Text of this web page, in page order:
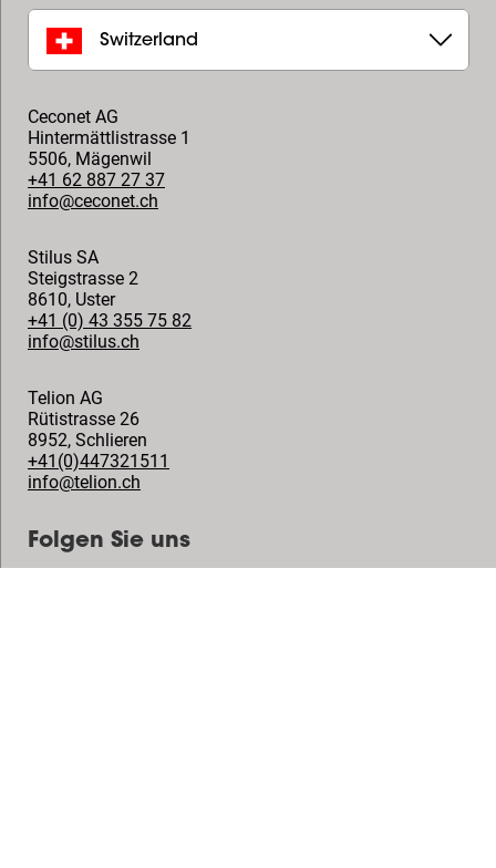
Switzerland
Ceconet AG
Hintermättlistrasse 1
5506, Mägenwil
+41 62 887 27 37
info@ceconet.ch
Stilus SA
Steigstrasse 2
8610, Uster
+41 (0) 43 355 75 82
info@stilus.ch
Telion AG
Rütistrasse 26
8952, Schlieren
+41(0)447321511
info@telion.ch
Folgen Sie uns